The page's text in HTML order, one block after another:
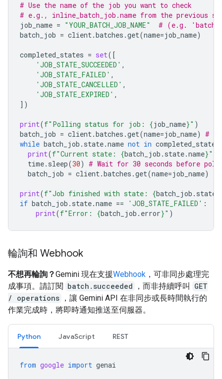
# Use the name of the job you want to check
# e.g., inline_batch_job.name from the previous
job_name = "YOUR_BATCH_JOB_NAME"
# (e.g.
batch_job = client.batches .get(name=job_name)
completed_states = set([
'JOB_STATE_SUCCEEDED' ,
'JOB_STATE_FAILED' ,
'JOB_STATE_CANCELLED' ,
'JOB_STATE_EXPIRED' ,
])
print(f"Polling status for job: {job_name}" )
batch_job = client.batches .get(name=job_name) #
while batch_job . state.name not in completed_states
print(f"Current state: {batch_job . state.name}"
time. sleep(30) # Wait for 30 seconds before
batch_job = client.batches .get(name=job_name)
print(f"Job finished with state: {batch_job . state
if batch_job . state.name == 'JOB_STATE_FAILED' :
print(f"Error: {batch_job . error}" )
輪詢和 Webhook
不想再輪詢？Gemini 現在支援Webhook ，可非同步處理完
成事項。請訂閱 batch.succeeded ，而非持續呼叫
GET
/ operations ，讓 Gemini API 在非同步或長時間執行的
作業完成時，將即時通知推送至伺服器。
Python JavaScript REST
from google import genai